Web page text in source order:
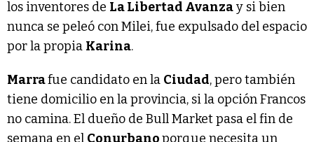
los inventores de La Libertad Avanzay si bien
nunca se peleó con Milei, fue expulsado del espacio
por la propia Karina.
Marrafue candidato en la Ciudad, pero también
tiene domicilio en la provincia, si la opción Francos
no camina. El dueño de Bull Market pasa el fin de
semana en el Conurbanoporque necesita un